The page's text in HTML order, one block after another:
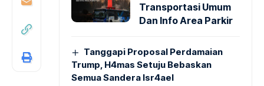
Transportasi Umum
Dan Info Area Parkir
Tanggapi Proposal Perdamaian
Trump, H4mas Setuju Bebaskan
Semua Sandera Isr4ael